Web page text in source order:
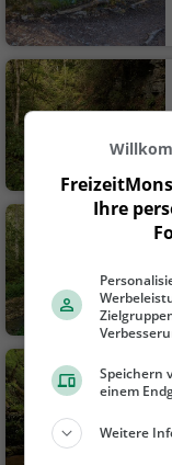
Ihre
Speichern
einem
Weitere